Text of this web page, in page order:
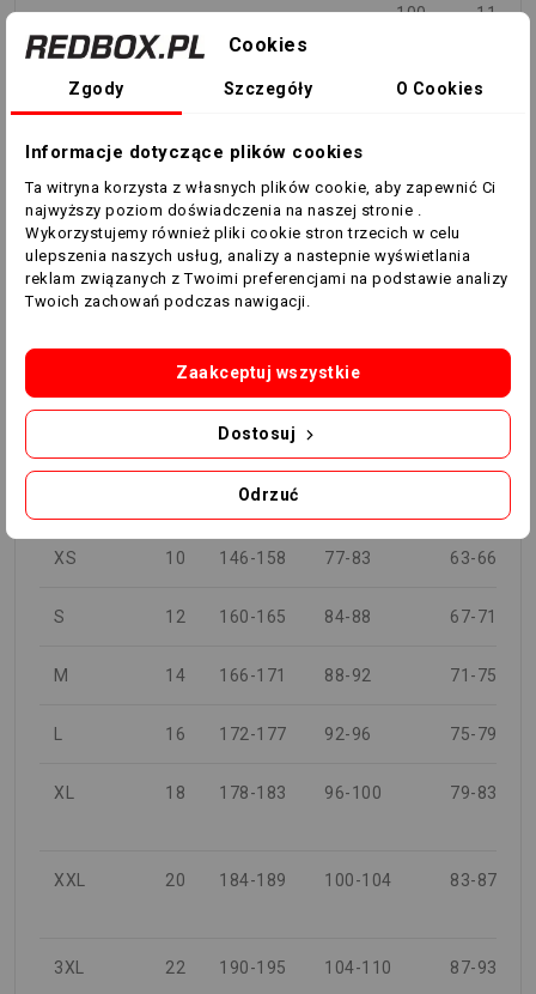
100 112
106
118
4XL 202-207 118-124
112
124
5XL 208-212 124-130
112-
118
130
WZROST
(cm)
KLATKA
PIERSIOWA
TALIA
133-145
XS 10 146-158 77-83 63-66
S 12 160-165 84-88 67-71
M 14 166-171 88-92 71-75
16 172-177 92-96 75-79
XL 18 178-183 96-100 79-83
XXL 20 184-189 100-104 83-87
3XL 22 190-195 104-110 87-93
Cookies
Zgody Szczegóły O Cookies
Informacje dotyczące plików cookies
Ta witryna korzysta z własnych plików cookie, aby zapewnić Ci
najwyższy poziom doświadczenia na naszej stronie .
Wykorzystujemy również pliki cookie stron trzecich w celu
ulepszenia naszych usług, analizy a nastepnie wyświetlania
reklam związanych z Twoimi preferencjami na podstawie analizy
Twoich zachowań podczas nawigacji.
Odrzuć
Dostosuj
Zaakceptuj wszystkie